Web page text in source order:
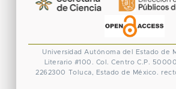
Universidad Autónoma del Estado de
Literario #100. Col. Centro C.P.
2262300
Toluca, Estado de México.